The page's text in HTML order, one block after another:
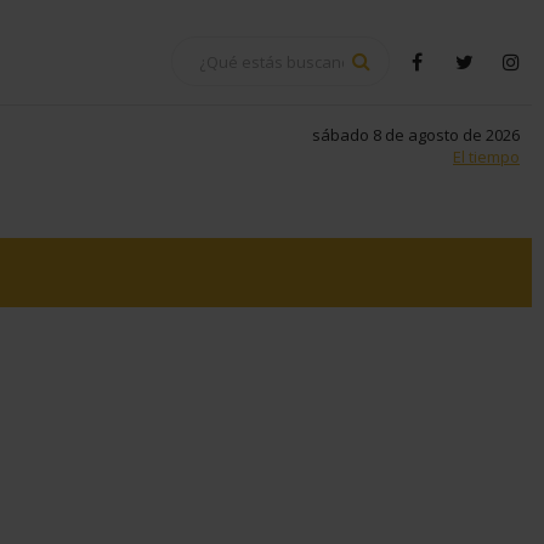
BUSCARfacebooktwitter
sábado 8 de agosto de 2026
El tiempo